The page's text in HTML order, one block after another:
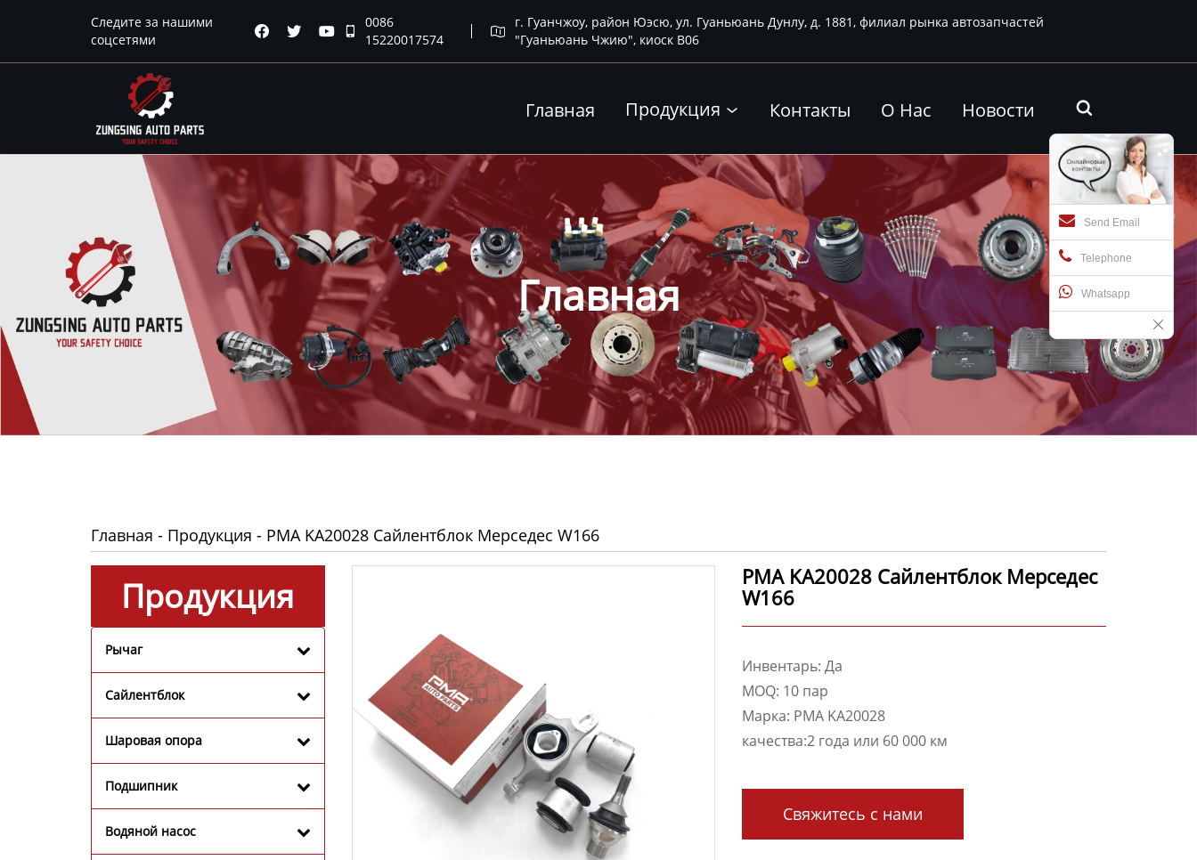
Следите за нашими
соцсетями
   
0086
15220017574

г. Гуанчжоу, район Юэсю, ул. Гуаньюань Дунлу, д. 1881, филиал рынка автозапчастей
"Гуаньюань Чжию", киоск B06
Главная Продукция  Контакты О Нас Новости 
Продукция
О нас
Send Email
Telephone
Whatsapp
Главная
Главная - Продукция - PMA KA20028 Сайлентблок Мерседес W166
Продукция
Рычаг
Сайлентблок
Шаровая опора
Подшипник
Водяной насос
PMA KA20028 Сайлентблок Мерседес
W166
Инвентарь: Да
MOQ: 10 пар
Марка: PMA KA20028
качества:2 года или 60 000 км
Свяжитесь с нами